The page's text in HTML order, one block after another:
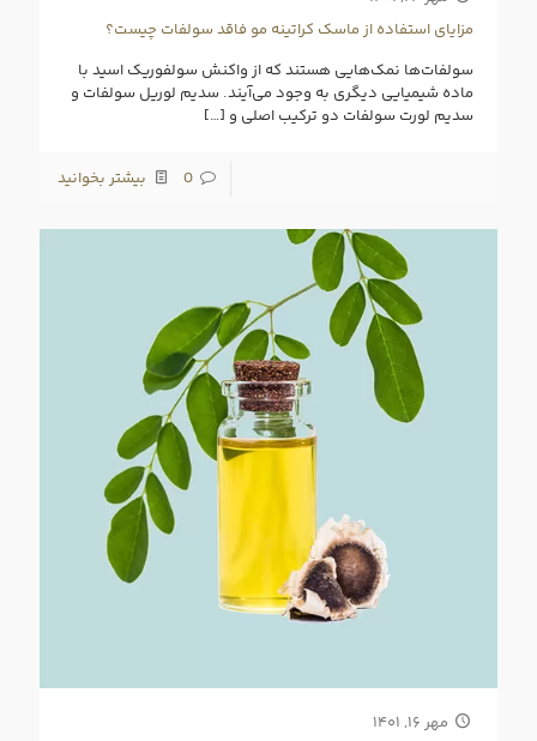
مزایای استفاده از ماسک کراتینه مو فاقد سولفات چیست؟
سولفات‌‌‌ها نمک‌هایی هستند که از واکنش سولفوریک اسید با
ماده شیمیایی دیگری به وجود می‌آیند. سدیم لوریل سولفات و
سدیم لورت سولفات دو ترکیب اصلی و […]
0 بیشتر بخوانید
مهر ۱۶, ۱۴۰۱